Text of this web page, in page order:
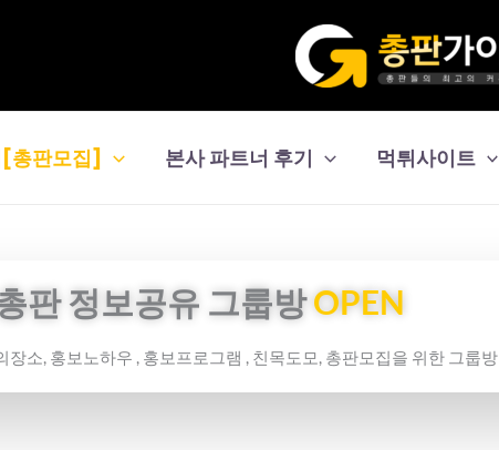
총판모집] 본사 파트너 후기 먹튀사이트
판 정보공유 그룹방OPEN
장소, 홍보노하우 , 홍보프로그램 , 친목도모, 총판모집을 위한 그룹방